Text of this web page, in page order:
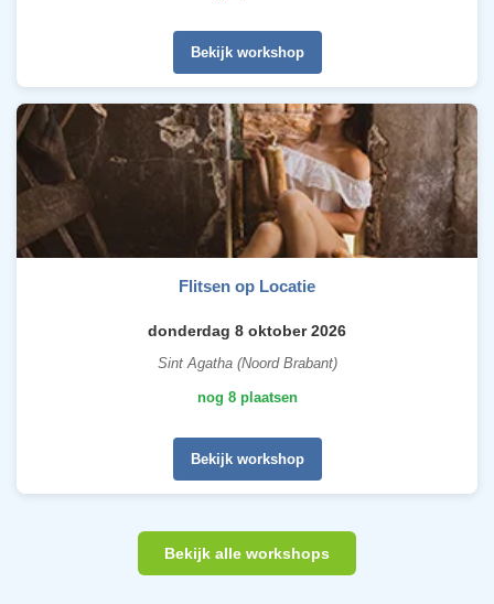
Bekijk workshop
Flitsen op Locatie
donderdag 8 oktober 2026
Sint Agatha (Noord Brabant)
nog 8 plaatsen
Bekijk workshop
Bekijk alle workshops